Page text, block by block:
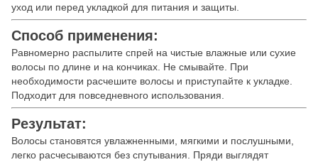
уход или перед укладкой для питания и защиты.
Способ применения:
Равномерно распылите спрей на чистые влажные или сухие
волосы по длине и на кончиках. Не смывайте. При
необходимости расчешите волосы и приступайте к укладке.
Подходит для повседневного использования.
Результат:
Волосы становятся увлажненными, мягкими и послушными,
легко расчесываются без спутывания. Пряди выглядят